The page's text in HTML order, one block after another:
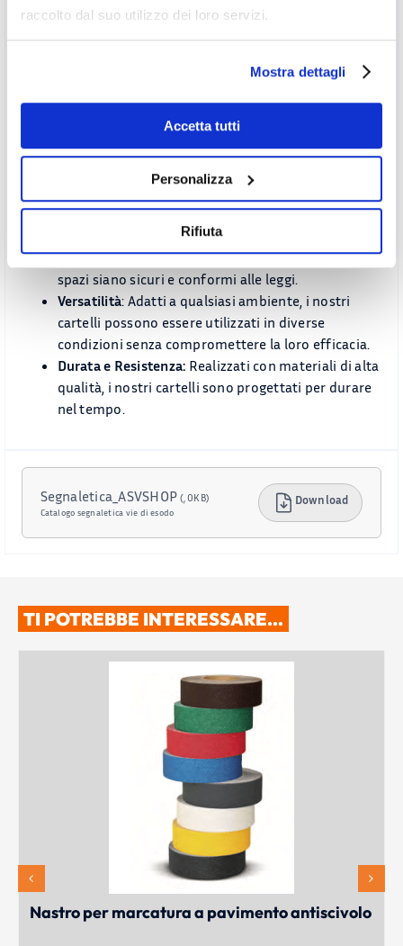
raccolto dal suo utilizzo dei loro servizi.
Mostra dettagli
Accetta tutti
Personalizza
Rifiuta
mantengano la loro visibilità e leggibilità nel tempo,
senza deteriorarsi.
la possibilità di richiedere dimensioni personalizzate,
possiamo soddisfare ogni specifica esigenza, garantendo
che la segnaletica si adatti perfettamente al vostro
ambiente di lavoro.
Conformità alle Norme: Rispettiamo tutte le
normative UNI ISO 7010, garantendo che i vostri
spazi siano sicuri e conformi alle leggi.
Versatilità: Adatti a qualsiasi ambiente, i nostri
cartelli possono essere utilizzati in diverse
condizioni senza compromettere la loro efficacia.
Durata e Resistenza: Realizzati con materiali di alta
qualità, i nostri cartelli sono progettati per durare
nel tempo.
Segnaletica_ASVSHOP(, 0KB)
Catalogo segnaletica vie di esodo
Download
TI POTREBBE INTERESSARE…
Nastro per marcatura a pavimento antiscivolo